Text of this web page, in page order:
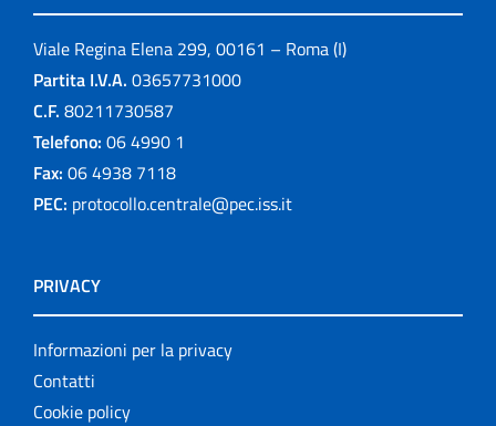
Viale Regina Elena 299, 00161 – Roma (I)
Partita I.V.A. 03657731000
C.F. 80211730587
Telefono: 06 4990 1
Fax: 06 4938 7118
PEC: protocollo.centrale@pec.iss.it
PRIVACY
Informazioni per la privacy
Contatti
Cookie policy